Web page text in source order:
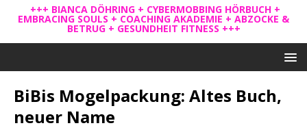
+++ BIANCA DÖHRING + CYBERMOBBING HÖRBUCH +
EMBRACING SOULS + COACHING AKADEMIE + ABZOCKE &
BETRUG + GESUNDHEIT FITNESS +++
BiBis Mogelpackung: Altes Buch,
neuer Name